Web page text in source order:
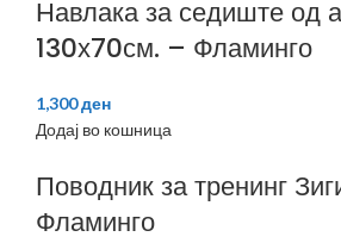
Навлака за седиште од
130х70см. – Фламинго
1,300ден
Додај во кошница
Поводник за тренинг
Фламинго